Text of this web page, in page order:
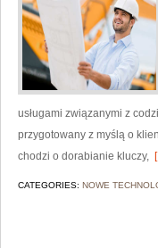
usługami związanymi z
przygotowany z myślą o
chodzi o dorabianie kluczy,
CATEGORIES: NOWE